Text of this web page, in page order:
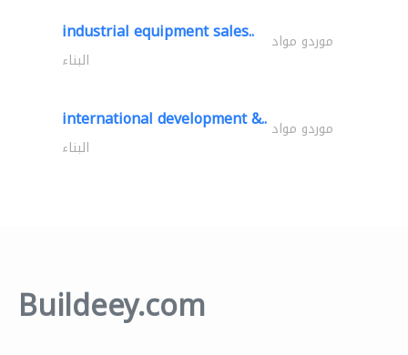
industrial equipment sales.. موردو مواد
البناء
international development &.. موردو مواد
البناء
Buildeey.com